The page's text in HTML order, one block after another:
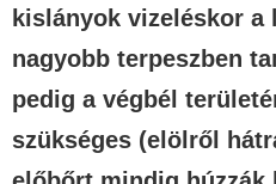
kislányok vizeléskor a
nagyobb terpeszben
pedig a végbél
szükséges (elölről